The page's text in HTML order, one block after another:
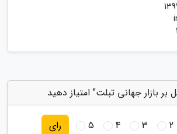
بازار جهانی تبلت" امتیاز دهید
2
3
4
5 رای